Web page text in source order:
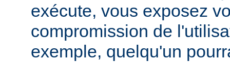
exécute, vous exposez
compromission de
exemple, quelqu'un